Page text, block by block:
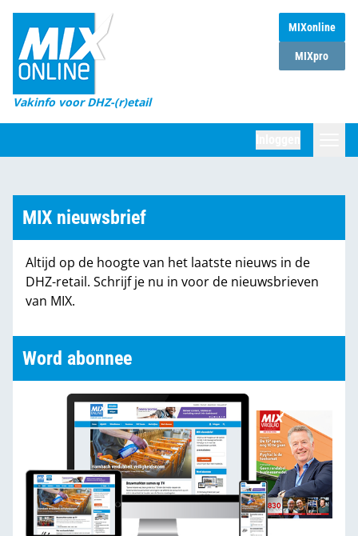
MIXonline
MIXpro
Vakinfo voor DHZ-(r)etail
Home
Magazines
DHZ Sessie
Marktcijfers
Partners
MIX nieuwsbrief
Altijd op de hoogte van het laatste nieuws in de
DHZ-retail. Schrijf je nu in voor de nieuwsbrieven
van MIX.
Word abonnee